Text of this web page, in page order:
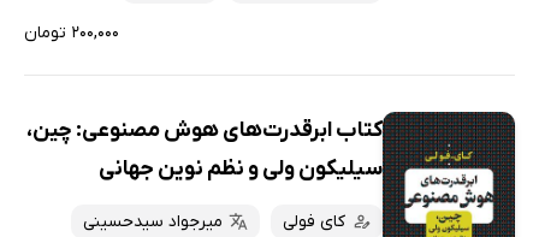
۲۰۰,۰۰۰ تومان
کتاب ابرقدرت‌های هوش مصنوعی: چین،
سیلیکون ولی و نظم نوین جهانی
کای فولی
میرجواد سیدحسینی